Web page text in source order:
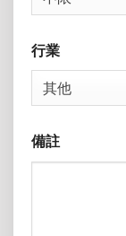
行業
其他
備註